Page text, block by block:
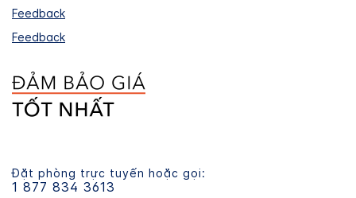
Feedback
Feedback
Đặt phòng trực tuyến hoặc gọi:
1 877 834 3613